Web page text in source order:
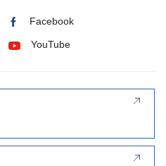
Facebook
YouTube